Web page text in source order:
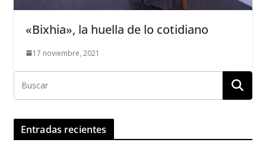
«Bixhia», la huella de lo cotidiano
17 noviembre, 2021
Entradas recientes